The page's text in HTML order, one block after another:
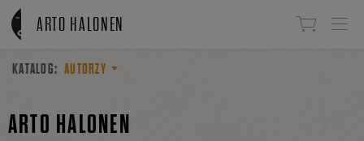
Linki do przejścia
ARTO HALONEN
KATALOG: AUTORZY
ARTO HALONEN